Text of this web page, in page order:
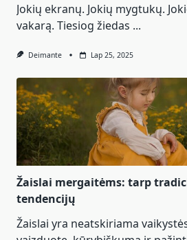
Jokių ekranų. Jokių mygtukų.
vakarą. Tiesiog žiedas ...
Deimante Lap 25, 2025
Žaislai mergaitėms: tarp
tendencijų
Žaislai yra neatskiriama